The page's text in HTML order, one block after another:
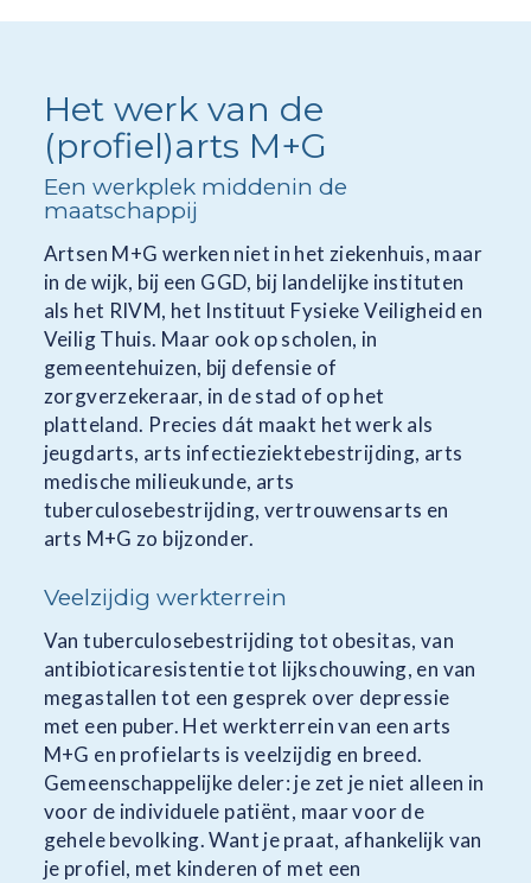
Het werk van de
(profiel)arts M+G
Een werkplek middenin de
maatschappij
Artsen M+G werken niet in het ziekenhuis, maar
in de wijk, bij een GGD, bij landelijke instituten
als het RIVM, het Instituut Fysieke Veiligheid en
Veilig Thuis. Maar ook op scholen, in
gemeentehuizen, bij defensie of
zorgverzekeraar, in de stad of op het
platteland. Precies dát maakt het werk als
jeugdarts, arts infectieziektebestrijding, arts
medische milieukunde, arts
tuberculosebestrijding, vertrouwensarts en
arts M+G zo bijzonder.
Veelzijdig werkterrein
Van tuberculosebestrijding tot obesitas, van
antibioticaresistentie tot lijkschouwing, en van
megastallen tot een gesprek over depressie
met een puber. Het werkterrein van een arts
M+G en profielarts is veelzijdig en breed.
Gemeenschappelijke deler: je zet je niet alleen in
voor de individuele patiënt, maar voor de
gehele bevolking. Want je praat, afhankelijk van
je profiel, met kinderen of met een